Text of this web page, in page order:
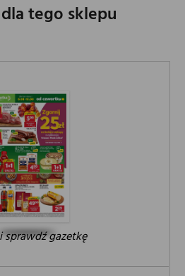
tego sklepu
sprawdź gazetkę